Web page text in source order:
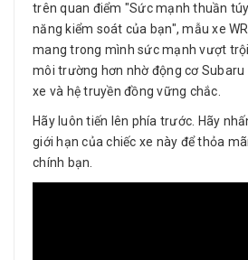
trên quan điểm "Sức mạnh thuần
năng kiểm soát của bạn", mẫu xe
mang trong mình sức mạnh vượt
môi trường hơn nhờ động cơ Subaru
xe và hệ truyền đồng vững chắc.
Hãy luôn tiến lên phía trước. Hãy
giới hạn của chiếc xe này để thỏa
chính bạn.